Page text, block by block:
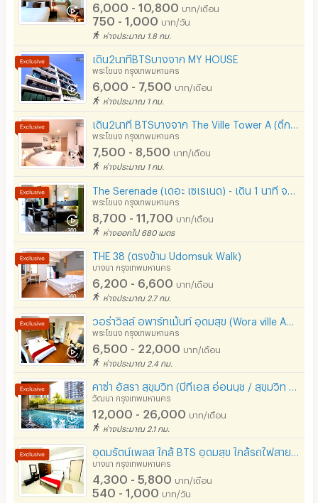
6,000 - 10,800 บาท/เดือน
750 - 1,000 บาท/วัน
ห่างประมาณ 1.8 กม.
เดิน2นาทีBTSบางจาก MY HOUSE
พระโขนง กรุงเทพมหานคร
6,000 - 7,500 บาท/เดือน
ห่างประมาณ 1 กม.
พระโขนง กรุงเทพมหานคร
7,500 - 8,500 บาท/เดือน
ห่างประมาณ 1 กม.
พระโขนง กรุงเทพมหานคร
8,700 - 11,700 บาท/เดือน
ห่างออกไป 680 เมตร
THE 38 (ตรงข้าม Udomsuk Walk)
บางนา กรุงเทพมหานคร
6,200 - 6,600 บาท/เดือน
ห่างประมาณ 2.7 กม.
พระโขนง กรุงเทพมหานคร
6,500 - 22,000 บาท/เดือน
ห่างประมาณ 2.4 กม.
วัฒนา กรุงเทพมหานคร
12,000 - 26,000 บาท/เดือน
ห่างประมาณ 2.1 กม.
บางนา กรุงเทพมหานคร
4,300 - 5,800 บาท/เดือน
540 - 1,000 บาท/วัน